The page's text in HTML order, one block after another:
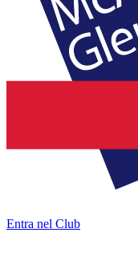
Entra nel Club